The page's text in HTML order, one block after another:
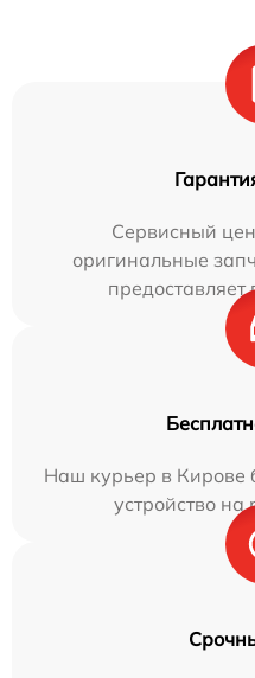
Сервисный
оригинальные
предоставляет
Наш курьер в Кирове
устройство на